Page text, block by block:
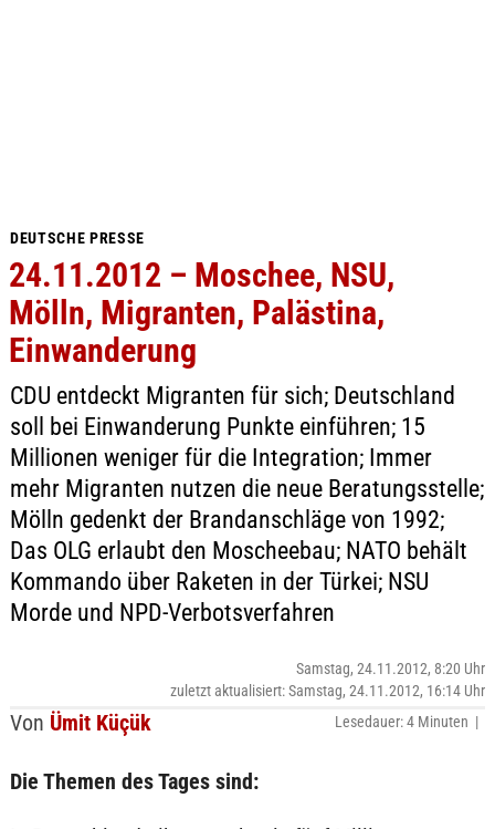
DEUTSCHE PRESSE
24.11.2012 – Moschee, NSU,
Mölln, Migranten, Palästina,
Einwanderung
CDU entdeckt Migranten für sich; Deutschland
soll bei Einwanderung Punkte einführen; 15
Millionen weniger für die Integration; Immer
mehr Migranten nutzen die neue Beratungsstelle;
Mölln gedenkt der Brandanschläge von 1992;
Das OLG erlaubt den Moscheebau; NATO behält
Kommando über Raketen in der Türkei; NSU
Morde und NPD-Verbotsverfahren
Von Ümit Küçük
Samstag, 24.11.2012, 8:20 Uhr
zuletzt aktualisiert: Samstag, 24.11.2012, 16:14 Uhr
Lesedauer: 4 Minuten |
Die Themen des Tages sind: